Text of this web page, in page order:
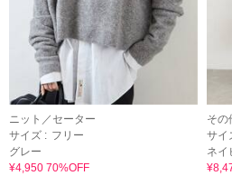
ニット／セーター
サイズ : フリー
グレー
¥4,950 70%OFF
その
サイ
ネイ